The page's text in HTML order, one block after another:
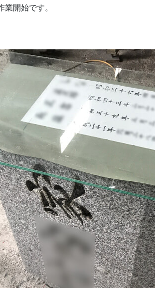
開始です。